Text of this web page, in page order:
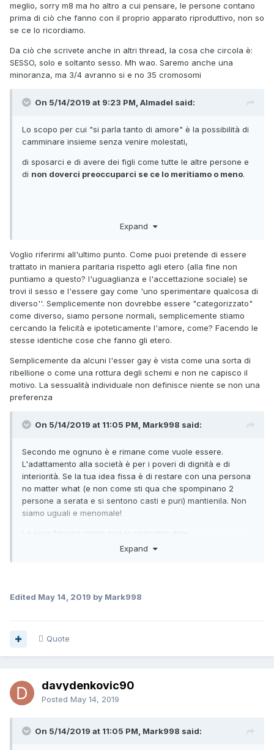
meglio, sorry m8 ma ho altro a cui pensare, le persone contano
prima di ciò che fanno con il proprio apparato riproduttivo, non so
se ce lo ricordiamo.
Da ciò che scrivete anche in altri thread, la cosa che circola è:
SESSO, solo e soltanto sesso. Mh wao. Saremo anche una
minoranza, ma 3/4 avranno si e no 35 cromosomi
On 5/14/2019 at 9:23 PM, Almadel said:
Lo scopo per cui "si parla tanto di amore" è la possibilità di
camminare insieme senza venire molestati,
di sposarci e di avere dei figli come tutte le altre persone e
di non doverci preoccuparci se ce lo meritiamo o meno.
quotidianamente gli eterosessuali tra di loro
violentare i figli o spaccare loro la testa a martellate
nessunomette in dubbio che che meritino di avere una
famiglia o di baciarsi in pubblico.
Tu invece sei stato spinto a pensare da questo società
omofoba che cose assolutamente innocue
- come fare ogni sera un pompino a un ragazzo diverso,
per esempio - siano colpe gravissime
che in qualche modo giustificano il disinteresse o l'ostilità
Ovviamente è spiacevole che tu non abbia ancora trovato
un fidanzato e degli amici gay di cui fidarti
e non posso che sperare che la cosa si risolva presto nel
migliore dei modi;
ma non stai sperimentando nulla di diverso rispetto a quello
Expand
Voglio riferirmi all'ultimo punto. Come puoi pretende di essere
trattato in maniera paritaria rispetto agli etero (alla fine non
puntiamo a questo? l'uguaglianza e l'accettazione sociale) se
trovi il sesso e l'essere gay come 'uno sperimentare qualcosa di
diverso''. Semplicemente non dovrebbe essere "categorizzato"
come diverso, siamo persone normali, semplicemente stiamo
cercando la felicità e ipoteticamente l'amore, come? Facendo le
stesse identiche cose che fanno gli etero.
Semplicemente da alcuni l'esser gay è vista come una sorta di
ribellione o come una rottura degli schemi e non ne capisco il
motivo. La sessualità individuale non definisce niente se non una
preferenza
On 5/14/2019 at 11:05 PM, Mark998 said:
Secondo me ognuno è e rimane come vuole essere.
L'adattamento alla società è per i poveri di dignità e di
interiorità. Se la tua idea fissa è di restare con una persona
no matter what (e non come sti qua che spompinano 2
persone a serata e si sentono casti e puri) mantienila. Non
siamo uguali e menomale!
La sera faremo conto con lo specchio direi.
Non voglio appoggiare l'omofobia in generale, ma il fatto
E' un pò come la vita quotidiana, trovi persone con valori e
Così la penso e di certo non mi schiodo. Se devo basare la
mia vita sessuale a rincorrere chi ha il p*ne più lungo o chi
persone contano prima di ciò che fanno con il proprio ca,
non so se ce lo ricordiamo.
anche una minoranza, ma 3/4 avranno si e no 35
Expand
Edited May 14, 2019 by Mark998
Quote
davydenkovic90
Posted May 14, 2019
On 5/14/2019 at 11:05 PM, Mark998 said: